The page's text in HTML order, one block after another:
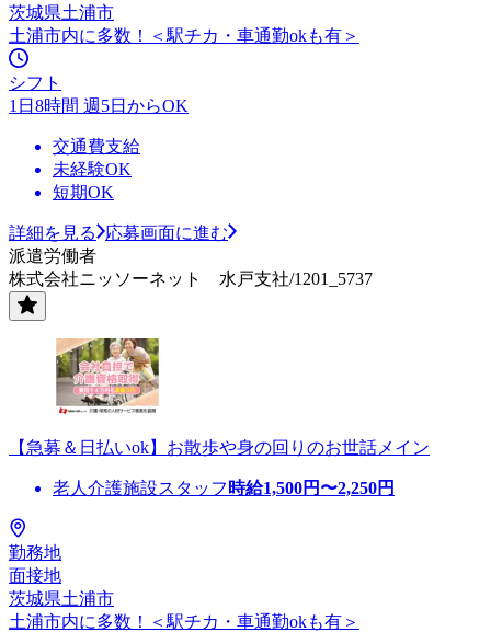
茨城県土浦市
土浦市内に多数！＜駅チカ・車通勤okも有＞
シフト
1日8時間 週5日からOK
交通費支給
未経験OK
短期OK
詳細を見る
応募画面に進む
派遣労働者
株式会社ニッソーネット 水戸支社/1201_5737
【急募＆日払いok】お散歩や身の回りのお世話メイン
老人介護施設スタッフ 時給1,500円〜2,250円
勤務地
面接地
茨城県土浦市
土浦市内に多数！＜駅チカ・車通勤okも有＞